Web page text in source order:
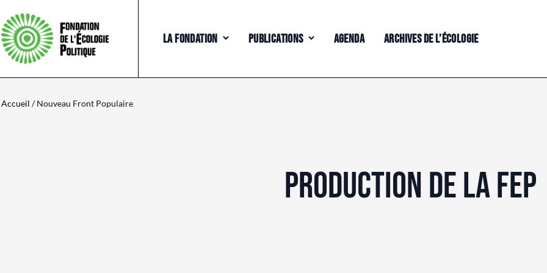
LA FONDATION PUBLICATIONS AGENDA ARCHIVES DE L’ÉCOLOGIE
Accueil / Nouveau Front Populaire
PRODUCTION DE LA FEP